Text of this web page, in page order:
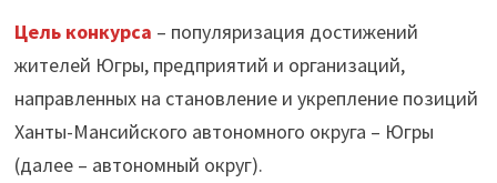
Цель конкурса – популяризация достижений
жителей Югры, предприятий и организаций,
направленных на становление и укрепление позиций
Ханты-Мансийского автономного округа – Югры
(далее – автономный округ).